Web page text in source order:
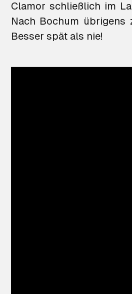
Clamor schließlich im
Nach Bochum
Besser spät als nie!